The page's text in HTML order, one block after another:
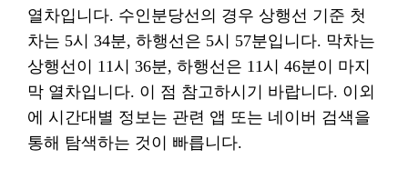
열차입니다. 수인분당선의 경우 상행선 기준 첫
차는 5시 34분, 하행선은 5시 57분입니다. 막차는
상행선이 11시 36분, 하행선은 11시 46분이 마지
막 열차입니다. 이 점 참고하시기 바랍니다. 이외
에 시간대별 정보는 관련 앱 또는 네이버 검색을
통해 탐색하는 것이 빠릅니다.